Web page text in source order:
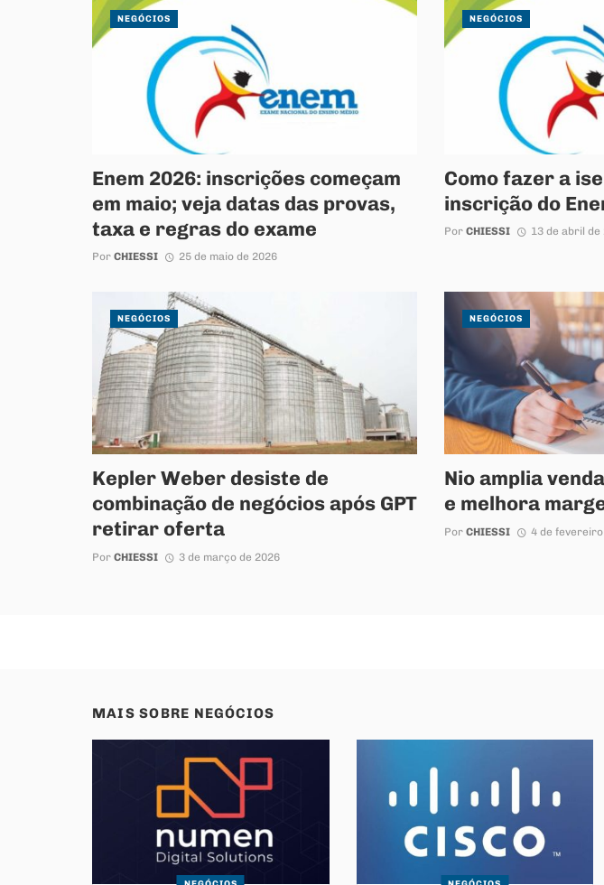
Enem 2026: inscrições começam
em maio; veja datas das provas,
taxa e regras do exame
Por CHIESSI 25 de maio de 2026
NEGÓCIOS
Como fazer a
inscrição do
Por CHIESSI 13 de abril de
NEGÓCIOS
Kepler Weber desiste de
combinação de negócios após GPT
retirar oferta
Por CHIESSI 3 de março de 2026
NEGÓCIOS
Nio amplia
e melhora
Por CHIESSI 4 de
NEGÓCIOS
MAIS SOBRE NEGÓCIOS